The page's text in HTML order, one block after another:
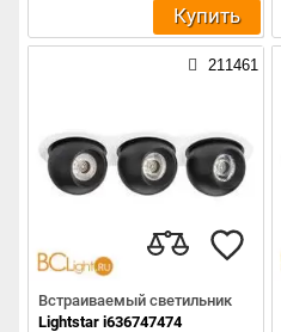
Купить
211461
Встраиваемый светильник
Lightstar i636747474